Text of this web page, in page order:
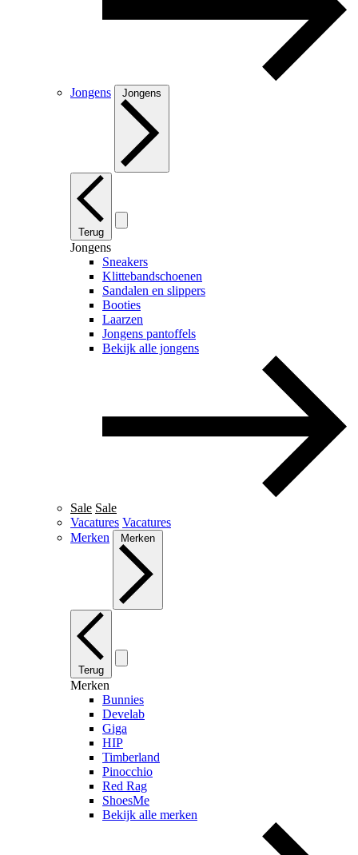
Jongens Jongens
Terug
Jongens
Sneakers
Klittebandschoenen
Sandalen en slippers
Booties
Laarzen
Jongens pantoffels
Bekijk alle jongens
Sale Sale
Vacatures Vacatures
Merken
Merken
Terug
Merken
Bunnies
Develab
Giga
HIP
Timberland
Pinocchio
Red Rag
ShoesMe
Bekijk alle merken